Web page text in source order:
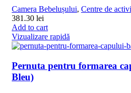
Camera Bebelușului, Centre de
381.30 lei
Add to cart
Vizualizare rapidă
Pernuta pentru formarea
Bleu)